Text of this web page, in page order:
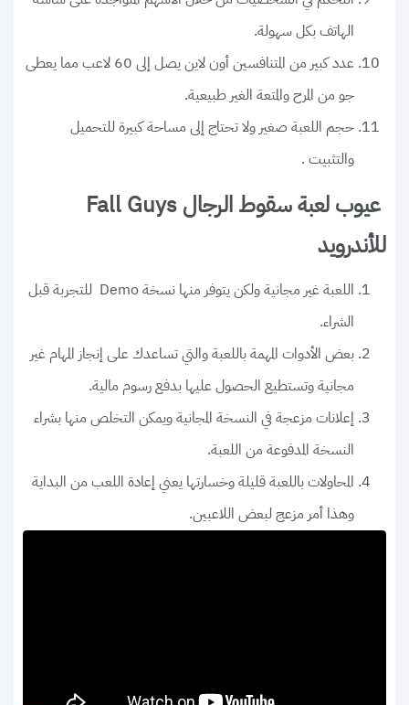
الهاتف بكل سهولة.
عدد كبير من المتنافسين أون لاين يصل إلى 60 لاعب مما يعطى
جو من المرح والمتعة الغير طبيعية.
حجم اللعبة صغير ولا تحتاج إلى مساحة كبيرة للتحميل
والتثبيت .
عيوب لعبة سقوط الرجال Fall Guys
للأندرويد
اللعبة غير مجانية ولكن يتوفر منها نسخة Demo للتجربة قبل
الشراء.
بعض الأدوات المهمة باللعبة والتي تساعدك على إنجاز المهام غير
مجانية وتستطيع الحصول عليها بدفع رسوم مالية.
إعلانات مزعجة في النسخة المجانية ويمكن التخلص منها بشراء
النسخة المدفوعة من اللعبة.
المحاولات باللعبة قليلة وخسارتها يعني إعادة اللعب من البداية
وهذا أمر مزعج لبعض اللاعبين.